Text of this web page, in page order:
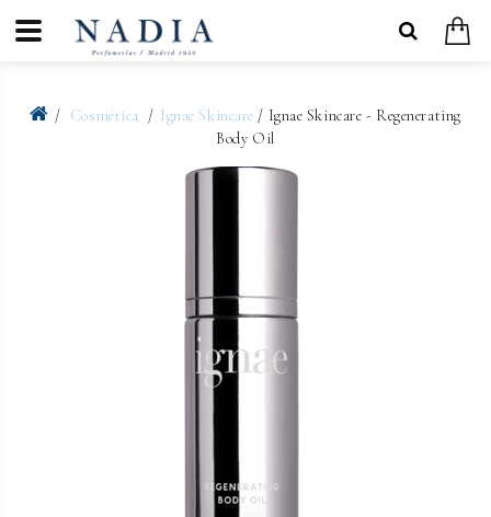
Cosmética Ignae Skincare / Ignae Skincare - Regenerating
Body Oil